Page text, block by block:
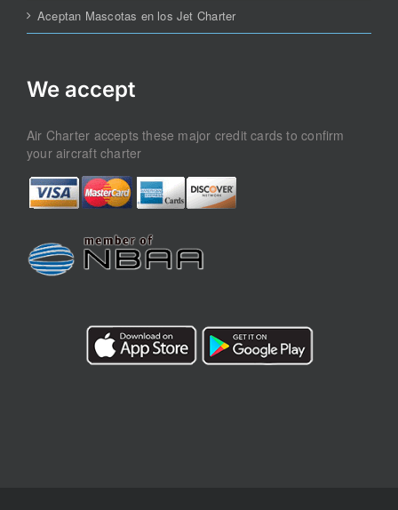
Aceptan Mascotas en los Jet Charter
We accept
Air Charter accepts these major credit cards to confirm
your aircraft charter